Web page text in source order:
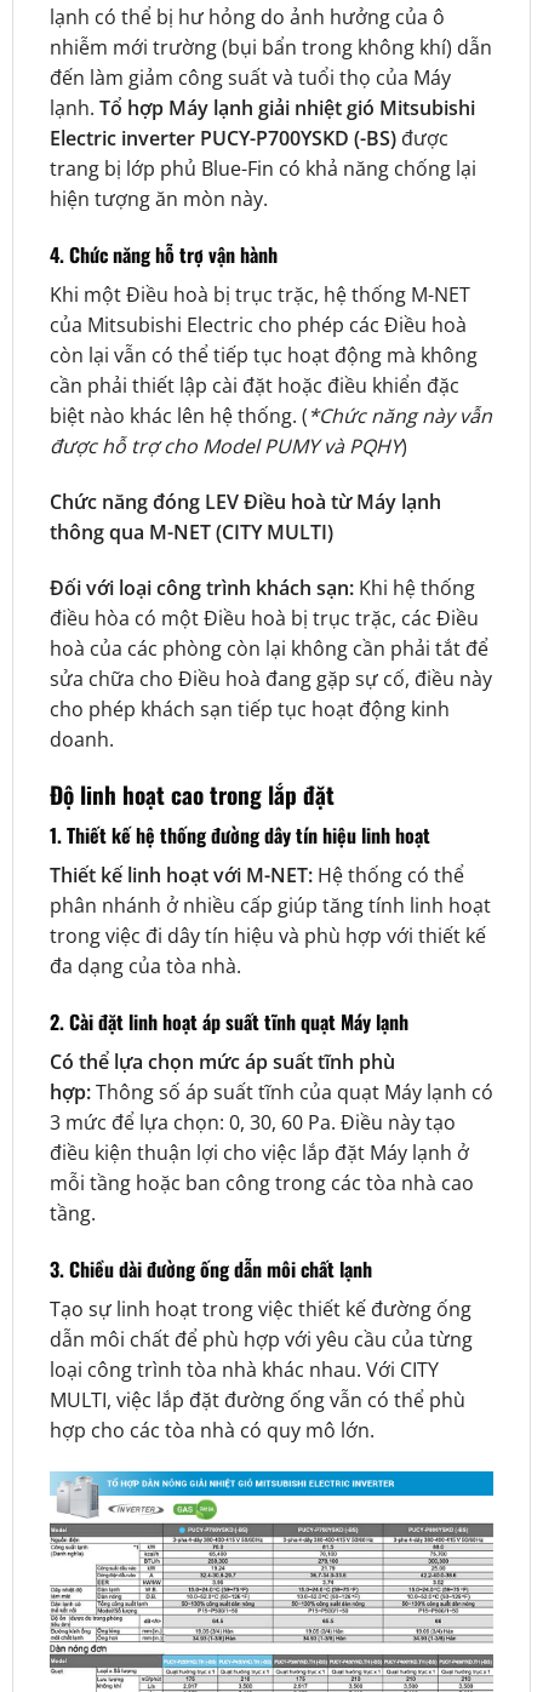
lạnh có thể bị hư hỏng do ảnh hưởng của ô
nhiễm mới trường (bụi bẩn trong không khí) dẫn
đến làm giảm công suất và tuổi thọ của Máy
lạnh. Tổ hợp Máy lạnh giải nhiệt gió Mitsubishi
Electric inverter PUCY-P700YSKD (-BS)được
trang bị lớp phủ Blue-Fin có khả năng chống lại
hiện tượng ăn mòn này.
4. Chức năng hỗ trợ vận hành
Khi một Điều hoà bị trục trặc, hệ thống M-NET
của Mitsubishi Electric cho phép các Điều hoà
còn lại vẫn có thể tiếp tục hoạt động mà không
cần phải thiết lập cài đặt hoặc điều khiển đặc
biệt nào khác lên hệ thống. (*Chức năng này vẫn
được hỗ trợ cho Model PUMY và PQHY)
Chức năng đóng LEV Điều hoà từ Máy lạnh
thông qua M-NET (CITY MULTI)
Đối với loại công trình khách sạn:Khi hệ thống
điều hòa có một Điều hoà bị trục trặc, các Điều
hoà của các phòng còn lại không cần phải tắt để
sửa chữa cho Điều hoà đang gặp sự cố, điều này
cho phép khách sạn tiếp tục hoạt động kinh
doanh.
Độ linh hoạt cao trong lắp đặt
1. Thiết kế hệ thống đường dây tín hiệu linh hoạt
Thiết kế linh hoạt với M-NET:Hệ thống có thể
phân nhánh ở nhiều cấp giúp tăng tính linh hoạt
trong việc đi dây tín hiệu và phù hợp với thiết kế
đa dạng của tòa nhà.
2. Cài đặt linh hoạt áp suất tĩnh quạt Máy lạnh
Có thể lựa chọn mức áp suất tĩnh phù
hợp:Thông số áp suất tĩnh của quạt Máy lạnh có
3 mức để lựa chọn: 0, 30, 60 Pa. Điều này tạo
điều kiện thuận lợi cho việc lắp đặt Máy lạnh ở
mỗi tầng hoặc ban công trong các tòa nhà cao
tầng.
3. Chiều dài đường ống dẫn môi chất lạnh
Tạo sự linh hoạt trong việc thiết kế đường ống
dẫn môi chất để phù hợp với yêu cầu của từng
loại công trình tòa nhà khác nhau. Với CITY
MULTI, việc lắp đặt đường ống vẫn có thể phù
hợp cho các tòa nhà có quy mô lớn.